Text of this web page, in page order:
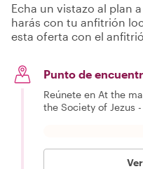
Echa un vistazo al plan
harás con tu anfitrión
esta oferta con el
Punto de
Reúnete en At the
the Society of Jezus